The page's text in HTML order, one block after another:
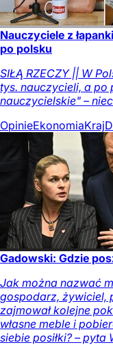
Nauczyciele z
po polsku
SIŁĄ RZECZY || W
tys. nauczycieli, a po
nauczycielskie" –
OpinieEkonomiaKraj
Gadowski: Gdzie
Jak można nazwać
gospodarz, żywiciel,
zajmował kolejne
własne meble i
siebie posiłki? – pyta